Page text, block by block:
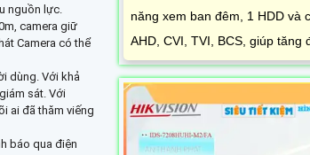
nguồn lực.
camera giữ
Camera có thể
dùng. Với khả
sát. Với
ai đã thăm viếng
báo qua điện
năng xem ban đêm, 1 HDD và
AHD, CVI, TVI, BCS, giúp tăng